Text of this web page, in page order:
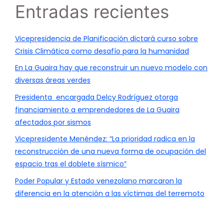
Entradas recientes
Vicepresidencia de Planificación dictará curso sobre
Crisis Climática como desafío para la humanidad
En La Guaira hay que reconstruir un nuevo modelo con
diversas áreas verdes
Presidenta encargada Delcy Rodríguez otorga
financiamiento a emprendedores de La Guaira
afectados por sismos
Vicepresidente Menéndez: “La prioridad radica en la
reconstrucción de una nueva forma de ocupación del
espacio tras el doblete sísmico”
Poder Popular y Estado venezolano marcaron la
diferencia en la atención a las víctimas del terremoto